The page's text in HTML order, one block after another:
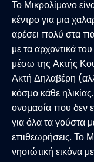
Το Μικρολίμανο
κέντρο για μια
αρέσει πολύ στα
με τα αρχοντικά
μέσω της Ακτής
Ακτή Δηλαβέρη
κόσμο κάθε
ονομασία που δεν
για όλα τα γούστα
επιθεωρήσεις. Το
νησιώτική εικόνα